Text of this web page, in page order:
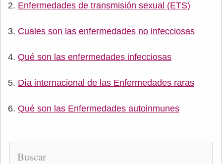
Enfermedades de transmisión sexual (ETS)
Cuales son las enfermedades no infecciosas
Qué son las enfermedades infecciosas
Día internacional de las Enfermedades raras
Qué son las Enfermedades autoinmunes
Buscar